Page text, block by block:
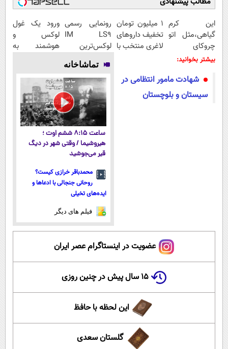
این کرم
گیاهی،مثل اتو
چروکای
پوستتوصاف
۱ میلیون تومان
تخفیف داروهای
لاغری منتخب با
نزدیکت
رونمایی رسمی
IM LS9
لوکس‌ترین
ورود یک غول
لوکس و
هوشمند به
شد
بیشتر بخوانید:
شهادت مامور انتظامی در
سیستان و بلوچستان
تماشاخانه
ساعت ۸:۱۵ ششم اوت ؛
هیروشیما / وقتی شهر در دیگ
قیر می‌جوشید
محمدباقر خرازی کیست؟
روحانی جنجالی با ادعاها و
ایده‌های تخیلی
فیلم های دیگر
عضویت در اینستاگرام عصر ایران
۱۵ سال پیش در چنین روزی
این لحظه با حافظ
گلستان سعدی